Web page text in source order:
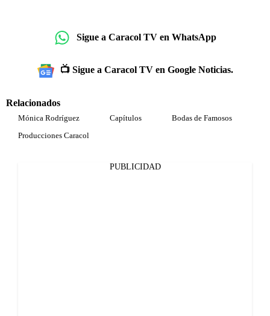
Sigue a Caracol TV en WhatsApp
📺 Sigue a Caracol TV en Google Noticias.
Relacionados
Mónica Rodríguez Capítulos
Bodas de Famosos
Producciones Caracol
PUBLICIDAD